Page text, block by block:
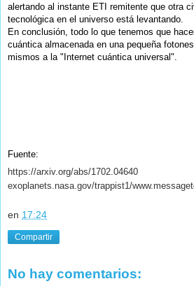
alertando al instante ETI remitente que otra
tecnológica en el universo está levantando.
En conclusión, todo lo que tenemos que
cuántica almacenada en una pequeña
mismos a la "Internet cuántica universal".
Fuente:
https://arxiv.org/abs/1702.04640
exoplanets.nasa.gov/trappist1/
en 17:24
Compartir
No hay comentarios: